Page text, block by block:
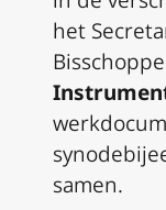
het
samen.